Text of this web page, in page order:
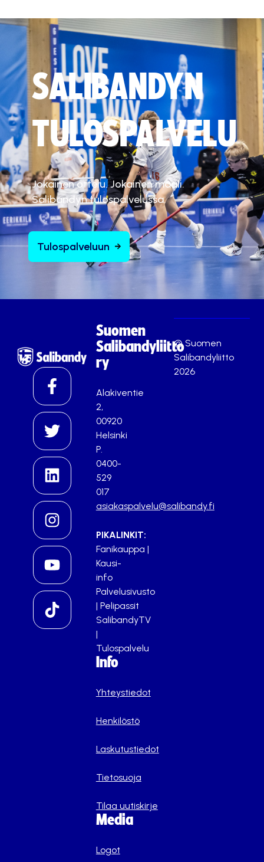
SALIBANDYN
TULOSPALVELU
Jokainen ottelu. Jokainen maali.
Salibandyn tulospalvelussa.
Tulospalveluun
Suomen
Salibandyliitto
ry
Alakiventie
2,
00920
Helsinki
P.
0400-
529
017
asiakaspalvelu@salibandy.fi
PIKALINKIT:
Fanikauppa |
Kausi-
info
Palvelusivusto
| Pelipassit
SalibandyTV
|
Tulospalvelu
Info
Yhteystiedot
Henkilöstö
Laskutustiedot
Tietosuoja
Tilaa uutiskirje
Media
Logot
© Suomen
Salibandyliitto
2026